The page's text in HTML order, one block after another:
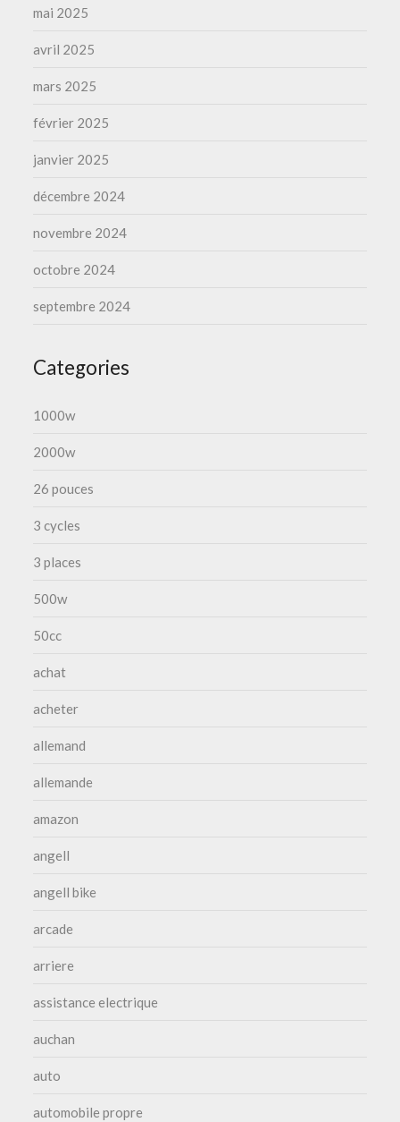
mai 2025
avril 2025
mars 2025
février 2025
janvier 2025
décembre 2024
novembre 2024
octobre 2024
septembre 2024
Categories
1000w
2000w
26 pouces
3 cycles
3 places
500w
50cc
achat
acheter
allemand
allemande
amazon
angell
angell bike
arcade
arriere
assistance electrique
auchan
auto
automobile propre